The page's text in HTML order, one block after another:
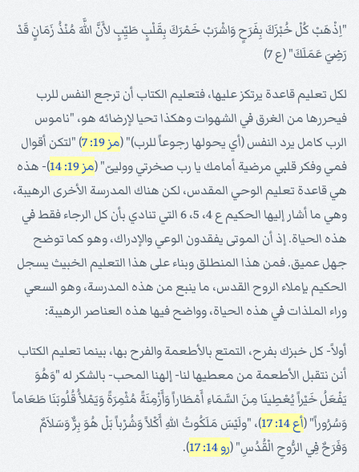
"اِذْهَبْ كُلْ خُبْزَكَ بِفَرَحٍ وَاشْرَبْ خَمْرَكَ بِقَلْبٍ طَيِّبٍ لأَنَّ اللَّهَ مُنْذُ زَمَانٍ قَدْ
رَضِيَ عَمَلَكَ" (ع 7)
لكل تعليم قاعدة يرتكز عليها، فتعليم الكتاب أن ترجع النفس للرب
فيحررها من الغرق في الشهوات وهكذا تحيا لإرضائه هو، "ناموس
الرب كامل يرد النفس (أي يحولها رجوعاً للرب)" (مز 19: 7
) "لتكن أقوال
فمي وفكر قلبي مرضية أمامك يا رب صخرتي ووليىّ" (مز 19: 14
)- هذه
هي قاعدة تعليم الوحي المقدس، لكن هناك المدرسة الأخرى الرهيبة،
وهي ما أشار إليها الحكيم ع 4، 5، 6 التي تنادي بأن كل الرجاء فقط في
هذه الحياة. إذ أن الموتى يفقدون الوعي والإدراك، وهو كما توضح
جهل عميق. فمن هذا المنطلق وبناء على هذا التعليم الخبيث يسجل
الحكيم بإملاء الروح القدس، ما ينبع من هذه المدرسة، وهو السعي
وراء الملذات في هذه الحياة، وواضح فيها هذه العناصر الرهيبة:
أولاً- كل خبزك بفرح، التمتع بالأطعمة والفرح بها، بينما تعليم الكتاب
أنن نتقبل الأطعمة من معطيها لنا- إلهنا المحب- بالشكر له "وَهُوَ
يَفْعَلُ خَيْراً يُعْطِينَا مِنَ السَّمَاءِ أَمْطَاراً وَأَزْمِنَةً مُثْمِرَةً وَيَمْلأُ قُلُوبَنَا طَعَاماً
وَسُرُوراً" (أع 14: 17
)، "ولَيْسَ مَلَكُوتُ اللهِ أَكْلاً وَشُرْباً بَلْ هُوَ بِرٌّ وَسَلاَمٌ
وَفَرَحٌ فِي الرُّوحِ الْقُدُسِ" (رو 14: 17 ).